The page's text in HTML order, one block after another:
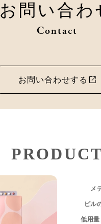
お問い合わ
Contact
お問い合わせする
PRODUCT
メ
ピル
低用